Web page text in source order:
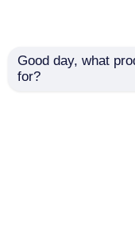
Good day, what
for?